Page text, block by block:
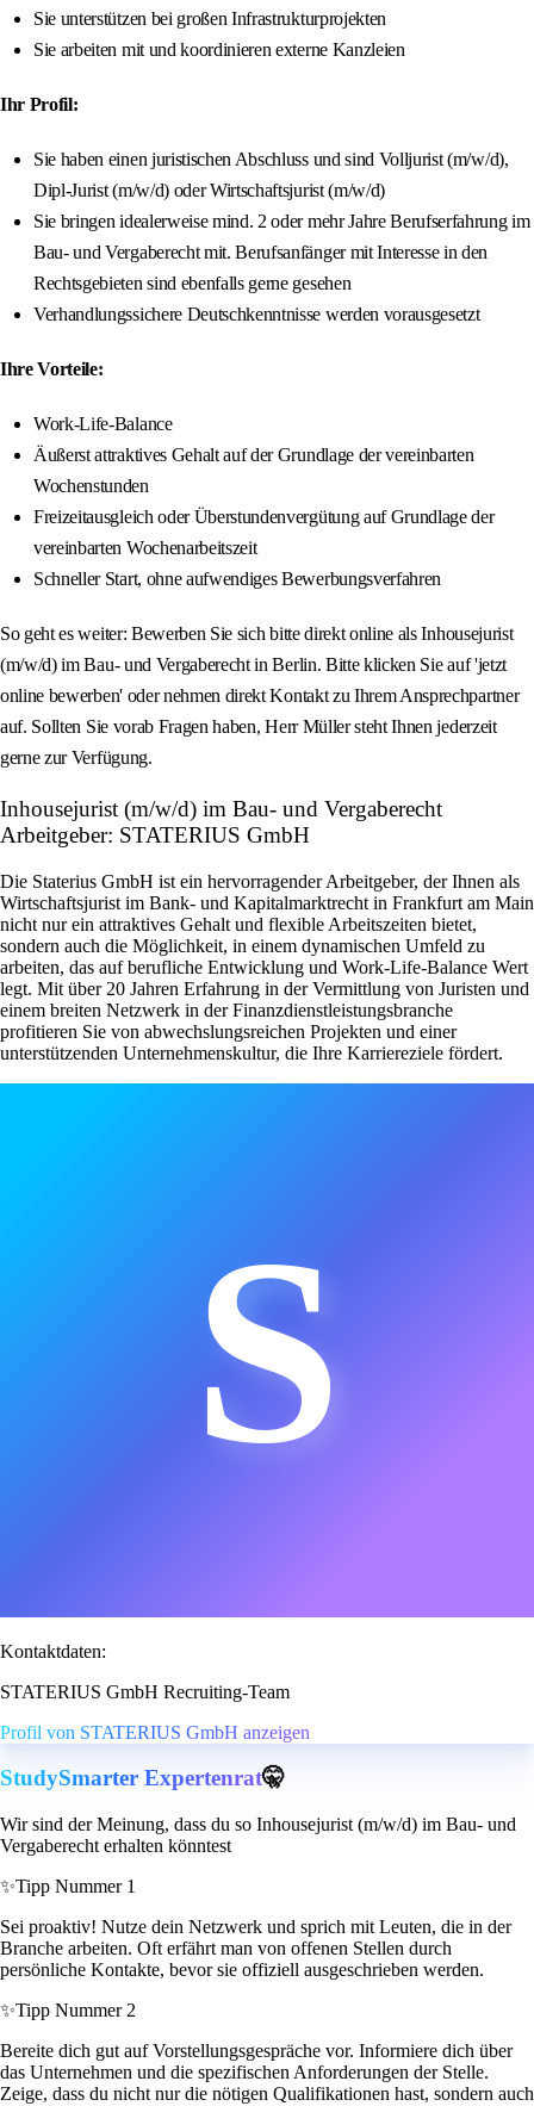
Sie unterstützen bei großen Infrastrukturprojekten
Sie arbeiten mit und koordinieren externe Kanzleien
Ihr Profil:
Sie haben einen juristischen Abschluss und sind Volljurist (m/w/d),
Dipl-Jurist (m/w/d) oder Wirtschaftsjurist (m/w/d)
Sie bringen idealerweise mind. 2 oder mehr Jahre Berufserfahrung im
Bau- und Vergaberecht mit. Berufsanfänger mit Interesse in den
Rechtsgebieten sind ebenfalls gerne gesehen
Verhandlungssichere Deutschkenntnisse werden vorausgesetzt
Ihre Vorteile:
Work-Life-Balance
Äußerst attraktives Gehalt auf der Grundlage der vereinbarten
Wochenstunden
Freizeitausgleich oder Überstundenvergütung auf Grundlage der
vereinbarten Wochenarbeitszeit
Schneller Start, ohne aufwendiges Bewerbungsverfahren
So geht es weiter: Bewerben Sie sich bitte direkt online als Inhousejurist
(m/w/d) im Bau- und Vergaberecht in Berlin. Bitte klicken Sie auf 'jetzt
online bewerben' oder nehmen direkt Kontakt zu Ihrem Ansprechpartner
auf. Sollten Sie vorab Fragen haben, Herr Müller steht Ihnen jederzeit
gerne zur Verfügung.
Inhousejurist (m/w/d) im Bau- und Vergaberecht
Arbeitgeber: STATERIUS GmbH
Die Staterius GmbH ist ein hervorragender Arbeitgeber, der Ihnen als
Wirtschaftsjurist im Bank- und Kapitalmarktrecht in Frankfurt am Main
nicht nur ein attraktives Gehalt und flexible Arbeitszeiten bietet,
sondern auch die Möglichkeit, in einem dynamischen Umfeld zu
arbeiten, das auf berufliche Entwicklung und Work-Life-Balance Wert
legt. Mit über 20 Jahren Erfahrung in der Vermittlung von Juristen und
einem breiten Netzwerk in der Finanzdienstleistungsbranche
profitieren Sie von abwechslungsreichen Projekten und einer
unterstützenden Unternehmenskultur, die Ihre Karriereziele fördert.
S
Kontaktdaten:
STATERIUS GmbH Recruiting-Team
Profil von STATERIUS GmbH anzeigen
StudySmarter Expertenrat🤫
Wir sind der Meinung, dass du so Inhousejurist (m/w/d) im Bau- und
Vergaberecht erhalten könntest
✨Tipp Nummer 1
Sei proaktiv! Nutze dein Netzwerk und sprich mit Leuten, die in der
Branche arbeiten. Oft erfährt man von offenen Stellen durch
persönliche Kontakte, bevor sie offiziell ausgeschrieben werden.
✨Tipp Nummer 2
Bereite dich gut auf Vorstellungsgespräche vor. Informiere dich über
das Unternehmen und die spezifischen Anforderungen der Stelle.
Zeige, dass du nicht nur die nötigen Qualifikationen hast, sondern auch